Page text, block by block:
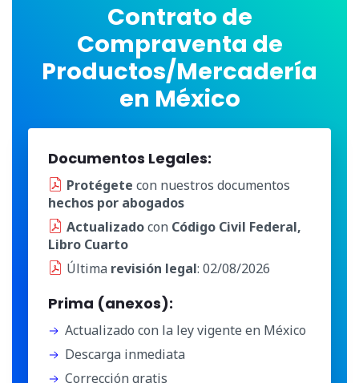
Contrato de
Compraventa de
Productos/Mercadería
en México
Documentos Legales:
Protégete con nuestros documentos
hechos por abogados
Actualizadocon Código Civil Federal,
Libro Cuarto
Última revisión legal: 02/08/2026
Prima (anexos):
Actualizado con la ley vigente en México
Descarga inmediata
Corrección gratis